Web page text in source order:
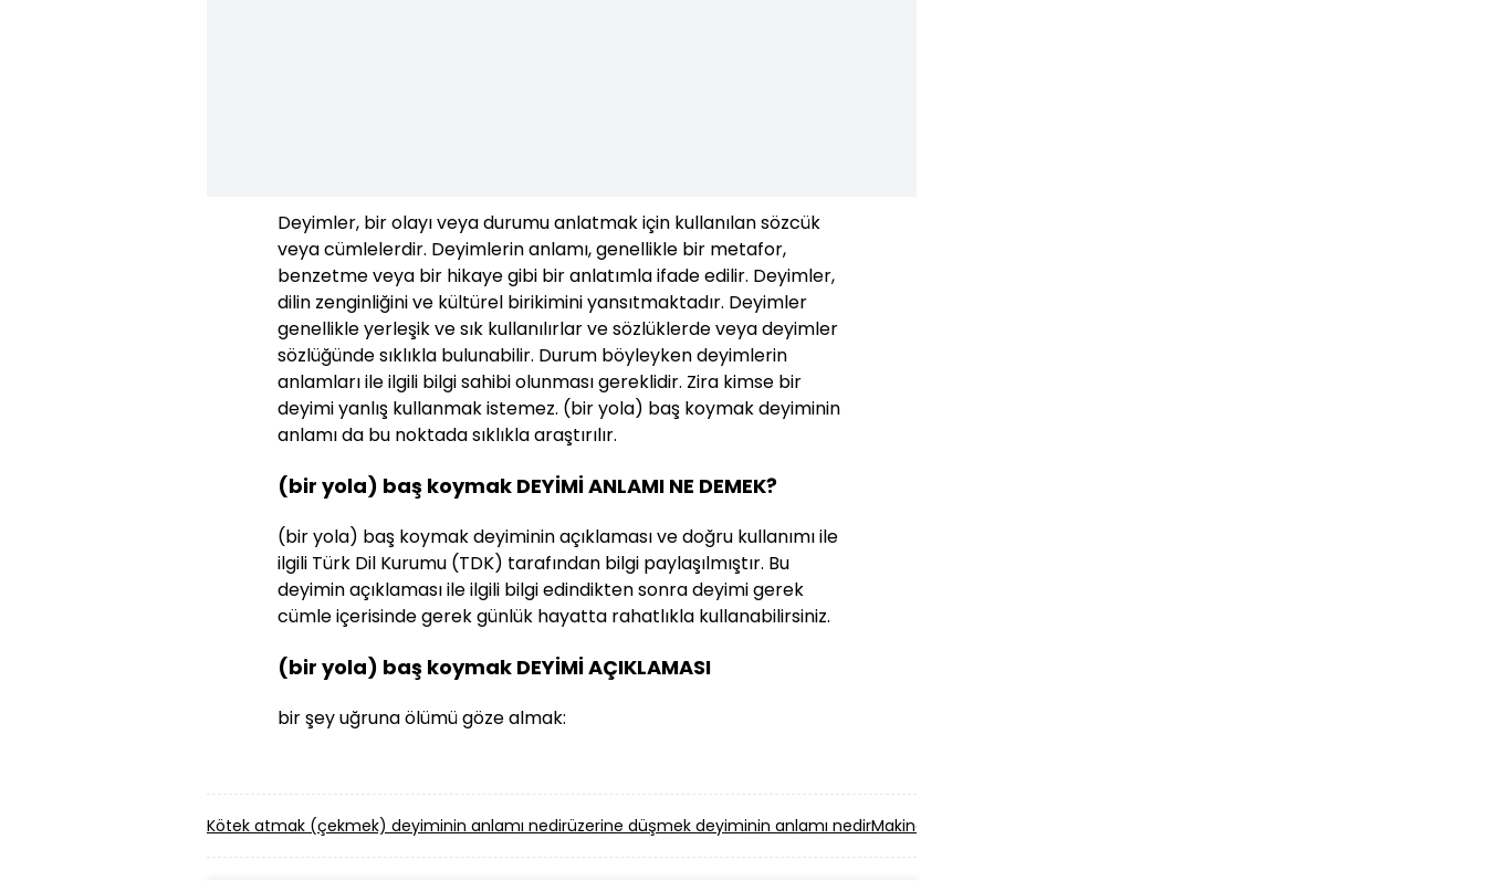
Deyimler, bir olayı veya durumu anlatmak için kullanılan sözcük
veya cümlelerdir. Deyimlerin anlamı, genellikle bir metafor,
benzetme veya bir hikaye gibi bir anlatımla ifade edilir. Deyimler,
dilin zenginliğini ve kültürel birikimini yansıtmaktadır. Deyimler
genellikle yerleşik ve sık kullanılırlar ve sözlüklerde veya deyimler
sözlüğünde sıklıkla bulunabilir. Durum böyleyken deyimlerin
anlamları ile ilgili bilgi sahibi olunması gereklidir. Zira kimse bir
deyimi yanlış kullanmak istemez. (bir yola) baş koymak deyiminin
anlamı da bu noktada sıklıkla araştırılır.
(bir yola) baş koymak DEYİMİ ANLAMI NE DEMEK?
(bir yola) baş koymak deyiminin açıklaması ve doğru kullanımı ile
ilgili Türk Dil Kurumu (TDK) tarafından bilgi paylaşılmıştır. Bu
deyimin açıklaması ile ilgili bilgi edindikten sonra deyimi gerek
cümle içerisinde gerek günlük hayatta rahatlıkla kullanabilirsiniz.
(bir yola) baş koymak DEYİMİ AÇIKLAMASI
bir şey uğruna ölümü göze almak:
Kötek atmak (çekmek) deyiminin anlamı nedirüzerine düşmek deyiminin anlamı nedirMakine gibi adam deyiminin anlamı nedir